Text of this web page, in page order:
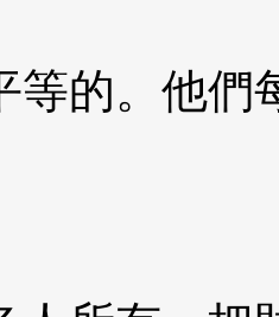
等的。他們